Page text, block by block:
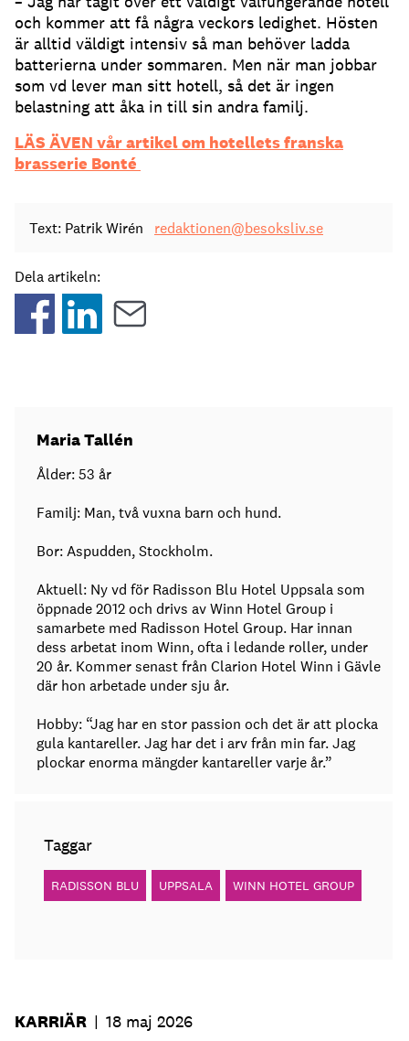
och kommer att få några veckors ledighet. Hösten
är alltid väldigt intensiv så man behöver ladda
batterierna under sommaren. Men när man jobbar
som vd lever man sitt hotell, så det är ingen
belastning att åka in till sin andra familj.
LÄS ÄVEN vår artikel om hotellets franska
brasserie Bonté
Text: Patrik Wirén redaktionen@besoksliv.se
Dela artikeln:
Maria Tallén
Ålder: 53 år
Familj: Man, två vuxna barn och hund.
Bor: Aspudden, Stockholm.
Aktuell: Ny vd för Radisson Blu Hotel Uppsala som
öppnade 2012 och drivs av Winn Hotel Group i
samarbete med Radisson Hotel Group. Har innan
dess arbetat inom Winn, ofta i ledande roller, under
20 år. Kommer senast från Clarion Hotel Winn i Gävle
där hon arbetade under sju år.
Hobby: “Jag har en stor passion och det är att plocka
gula kantareller. Jag har det i arv från min far. Jag
plockar enorma mängder kantareller varje år.”
Taggar
RADISSON BLU UPPSALA WINN HOTEL GROUP
KARRIÄR | 18 maj 2026